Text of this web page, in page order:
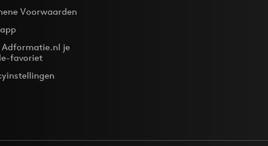
Voorwaarden
Adformatie.nl je
favoriet